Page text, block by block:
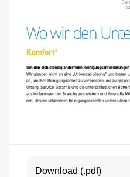
Download (.pdf)